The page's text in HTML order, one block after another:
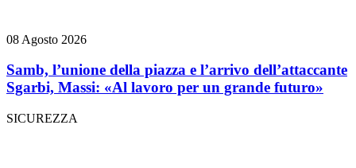
08 Agosto 2026
Samb, l’unione della piazza e l’arrivo dell’attaccante
Sgarbi, Massi: «Al lavoro per un grande futuro»
SICUREZZA